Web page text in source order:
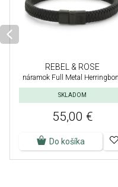
REBEL & ROSE
náramok Full Metal
SKLADOM
55,00 €
Do košíka